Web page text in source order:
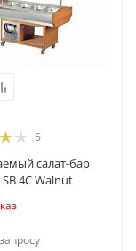
6
салат-бар
4C Walnut